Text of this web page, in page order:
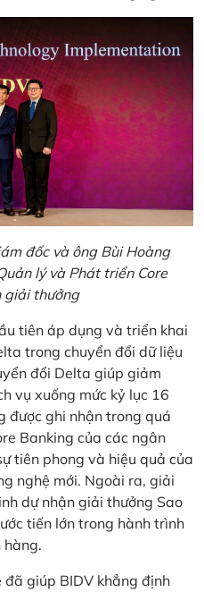
đốc và ông Bùi Hoàng
lý và Phát triển Core
giải thưởng
tiên áp dụng và triển khai
trong chuyển đổi dữ liệu
đổi Delta giúp giảm
vụ xuống mức kỷ lục 16
được ghi nhận trong quá
Banking của các ngân
tiên phong và hiệu quả của
nghệ mới. Ngoài ra, giải
dự nhận giải thưởng Sao
tiến lớn trong hành trình
hàng.
giúp BIDV khẳng định